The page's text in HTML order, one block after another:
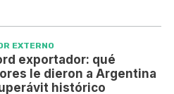
EXTERNO
exportador: qué
le dieron a Argentina
histórico